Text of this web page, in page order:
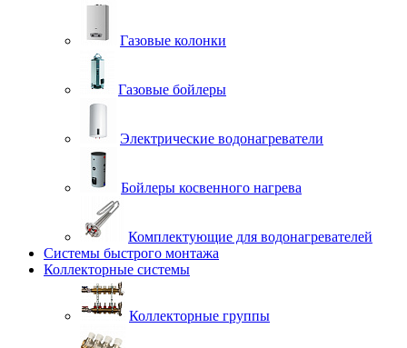
Газовые колонки
Газовые бойлеры
Электрические водонагреватели
Бойлеры косвенного нагрева
Комплектующие для водонагревателей
Системы быстрого монтажа
Коллекторные системы
Коллекторные группы